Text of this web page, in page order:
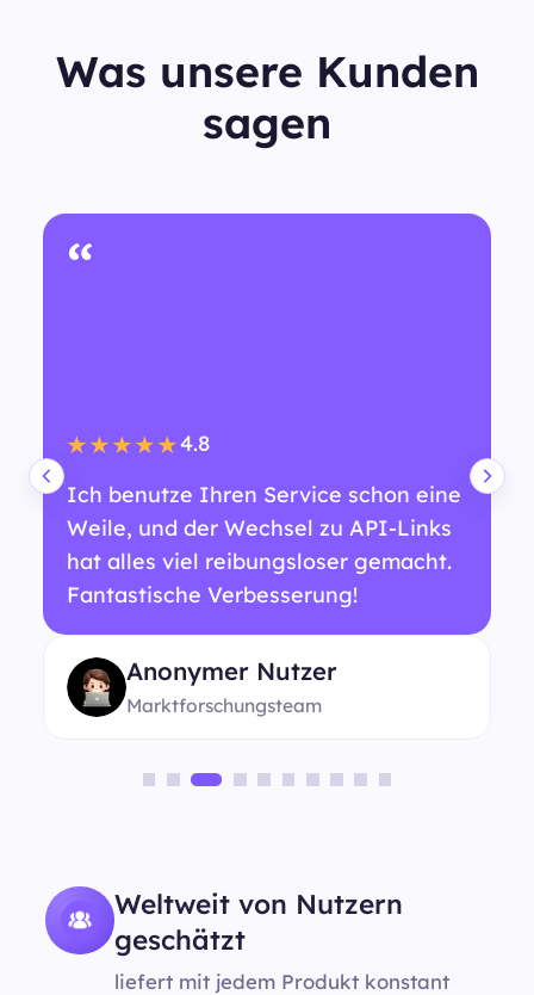
Was unsere Kunden
sagen
“
★★★★★4.8
Ich benutze Ihren Service schon eine
Weile, und der Wechsel zu API-Links
hat alles viel reibungsloser gemacht.
Fantastische Verbesserung!
Anonymer Nutzer
Marktforschungsteam
Weltweit von Nutzern
geschätzt
liefert mit jedem Produkt konstant